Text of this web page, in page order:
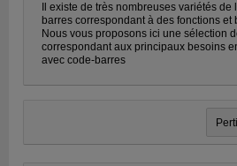
Il existe de très nombreuses variétés
barres correspondant à des fonctions et
Nous vous proposons ici une sélection
correspondant aux principaux besoins
avec code-barres